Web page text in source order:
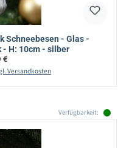
Schneebesen - Glas -
- H: 10cm - silber
Preis:
€
Versandkosten
Verfügbarkeit: